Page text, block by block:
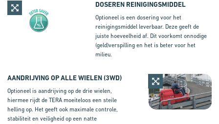
DOSEREN REINIGINGSMIDDEL
Optioneel is een dosering voor het
reinigingsmiddel leverbaar. Deze geeft de
juiste hoeveelheid af. Dit voorkomt onnodige
(geld)verspilling en het is beter voor het
milieu.
AANDRIJVING OP ALLE WIELEN (3WD)
Optioneel is aandrijving op de drie wielen,
hiermee rijdt de TERA moeiteloos een steile
helling op. Het geeft ook maximale controle,
stabiliteit en veiligheid op een natte